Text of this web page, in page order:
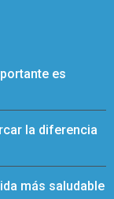
es
la diferencia
más saludable